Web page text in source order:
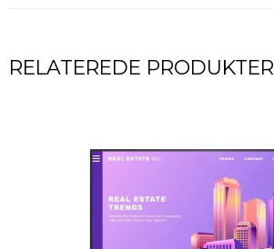
RELATEREDE PRODUKTER